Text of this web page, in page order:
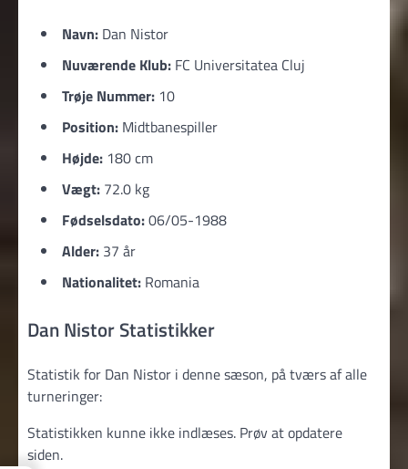
Navn: Dan Nistor
Nuværende Klub: FC Universitatea Cluj
Trøje Nummer: 10
Position: Midtbanespiller
Højde: 180 cm
Vægt: 72.0 kg
Fødselsdato:06/05-1988
Alder: 37 år
Nationalitet: Romania
Dan Nistor Statistikker
Statistik for Dan Nistor i denne sæson, på tværs af alle
turneringer:
Statistikken kunne ikke indlæses. Prøv at opdatere
siden.